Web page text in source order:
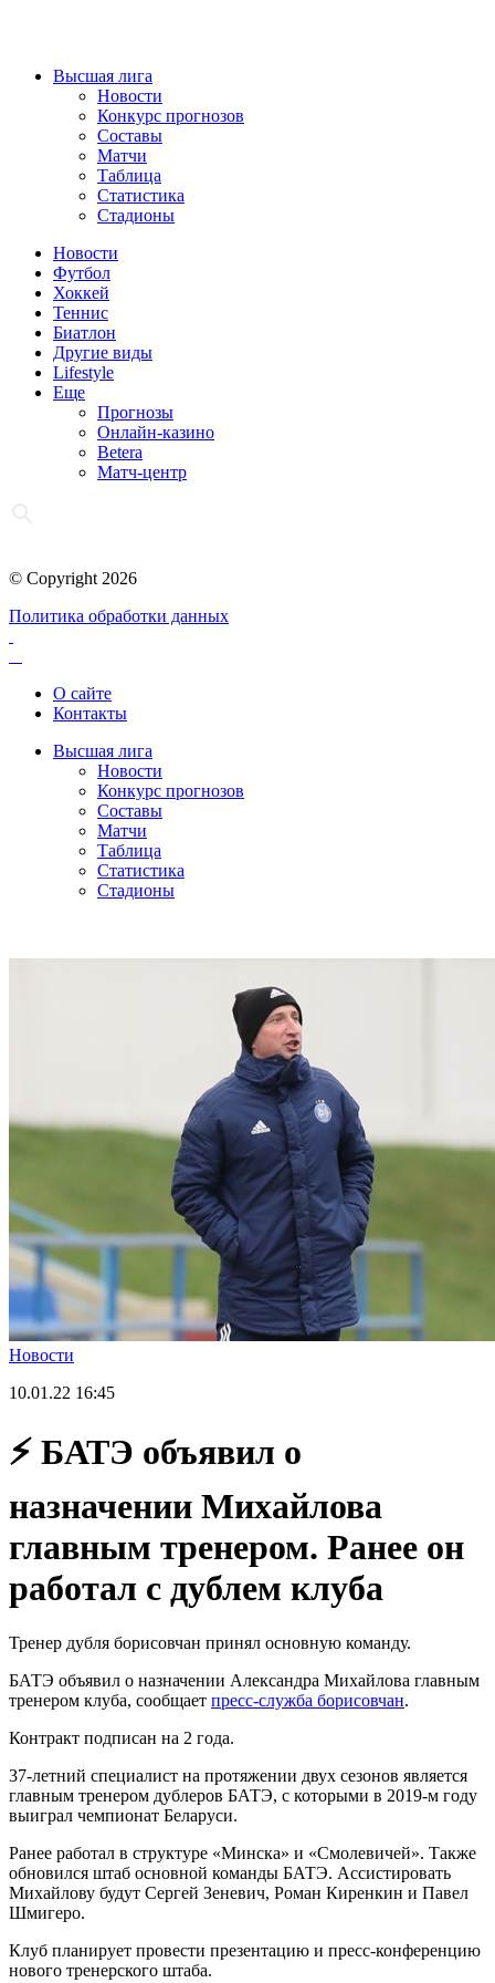
Высшая лига
Новости
Конкурс прогнозов
Составы
Матчи
Таблица
Статистика
Стадионы
Новости
Футбол
Хоккей
Теннис
Биатлон
Другие виды
Lifestyle
Еще
Прогнозы
Онлайн-казино
Betera
Матч-центр
© Copyright 2026
Политика обработки данных
О сайте
Контакты
Высшая лига
Новости
Конкурс прогнозов
Составы
Матчи
Таблица
Статистика
Стадионы
Новости
10.01.22 16:45
⚡️ БАТЭ объявил о
назначении Михайлова
главным тренером. Ранее он
работал с дублем клуба
Тренер дубля борисовчан принял основную команду.
БАТЭ объявил о назначении Александра Михайлова главным
тренером клуба, сообщает пресс-служба борисовчан.
Контракт подписан на 2 года.
37-летний специалист на протяжении двух сезонов является
главным тренером дублеров БАТЭ, с которыми в 2019-м году
выиграл чемпионат Беларуси.
Ранее работал в структуре «Минска» и «Смолевичей». Также
обновился штаб основной команды БАТЭ. Ассистировать
Михайлову будут Сергей Зеневич, Роман Киренкин и Павел
Шмигеро.
Клуб планирует провести презентацию и пресс-конференцию
нового тренерского штаба.